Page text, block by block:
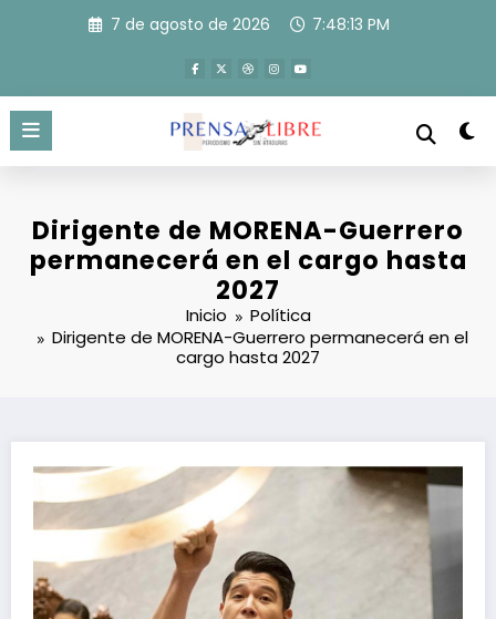
7 de agosto de 2026 7:48:14 PM
Dirigente de MORENA-Guerrero
permanecerá en el cargo hasta
2027
Inicio
Política
Dirigente de MORENA-Guerrero permanecerá en el
cargo hasta 2027